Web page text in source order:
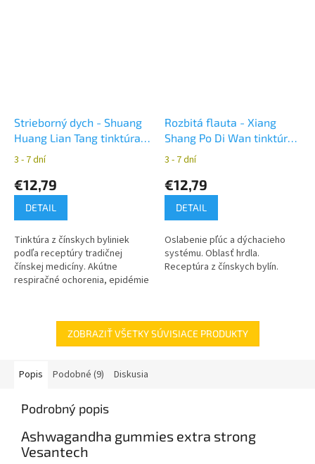
Strieborný dych - Shuang
Huang Lian Tang tinktúra z
čínskych bylín YaoMedica
3 - 7 dní
€12,79
DETAIL
Tinktúra z čínskych byliniek
podľa receptúry tradičnej
čínskej medicíny. Akútne
respiračné ochorenia, epidémie
Rozbitá flauta - Xiang
Shang Po Di Wan tinktúra
z čínskych bylín
3 - 7 dní
€12,79
DETAIL
Oslabenie pľúc a dýchacieho
systému. Oblasť hrdla.
Receptúra z čínskych bylín.
ZOBRAZIŤ VŠETKY SÚVISIACE PRODUKTY
Popis Podobné (9) Diskusia
Podrobný popis
Ashwagandha gummies extra strong
Vesantech